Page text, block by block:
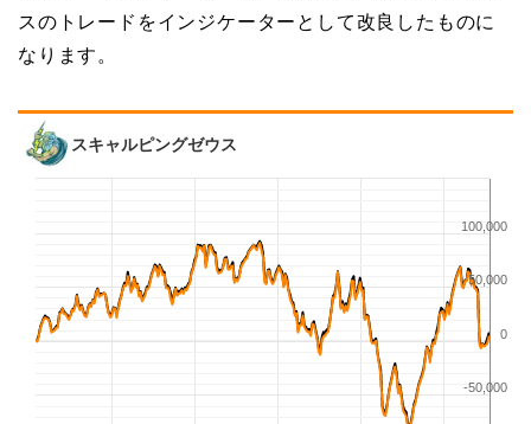
スのトレードをインジケーターとして改良したものに
なります。